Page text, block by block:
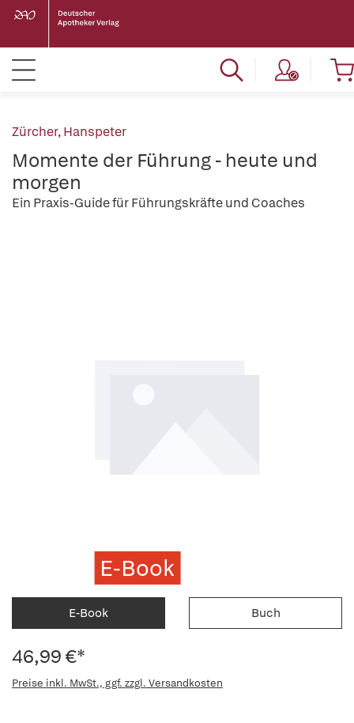
Zürcher, Hanspeter
Momente der Führung - heute und
morgen
Ein Praxis-Guide für Führungskräfte und Coaches
E-Book
E-Book Buch
46,99 €*
Preise inkl. MwSt., ggf. zzgl. Versandkosten